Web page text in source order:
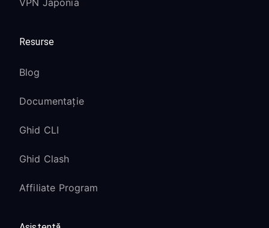
VPN Japonia
Resurse
Blog
Documentație
Ghid CLI
Ghid Clash
Affiliate Program